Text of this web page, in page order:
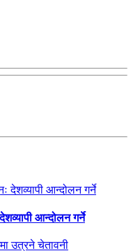
आन्दोलन गर्ने